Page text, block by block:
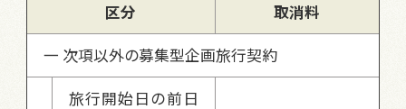
区分
取消料
一 次項以外の募集型企画旅行契約
旅行開始日の前日